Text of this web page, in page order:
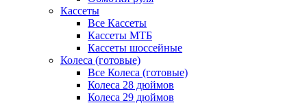
Кассеты
Все Кассеты
Кассеты МТБ
Кассеты шоссейные
Колеса (готовые)
Все Колеса (готовые)
Колеса 28 дюймов
Колеса 29 дюймов